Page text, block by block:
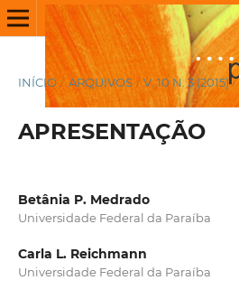
INÍCIO / ARQUIVOS / V. 10 N. 3 (2015) /
APRESENTAÇÃO
Betânia P. Medrado
Universidade Federal da Paraíba
Carla L. Reichmann
Universidade Federal da Paraíba